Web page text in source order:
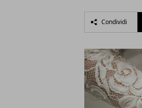
Condividi